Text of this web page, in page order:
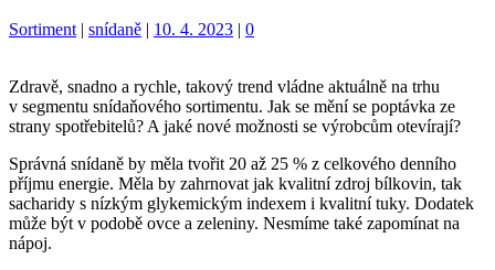
Kategorie:
Sortiment | Štítky:
snídaně | 10. 4. 2023 | 0
Zdravě, snadno a rychle, takový trend vládne aktuálně na trhu
v segmentu snídaňového sortimentu. Jak se mění se poptávka ze
strany spotřebitelů? A jaké nové možnosti se výrobcům otevírají?
Správná snídaně by měla tvořit 20 až 25 % z celkového denního
příjmu energie. Měla by zahrnovat jak kvalitní zdroj bílkovin, tak
sacharidy s nízkým glykemickým indexem i kvalitní tuky. Dodatek
může být v podobě ovce a zeleniny. Nesmíme také zapomínat na
nápoj.